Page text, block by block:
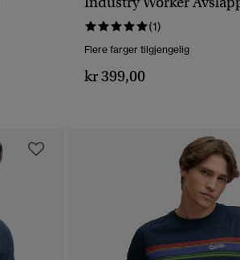
HURTIGVISNING
(1)
Flere farger tilgjengelig
kr 399,00